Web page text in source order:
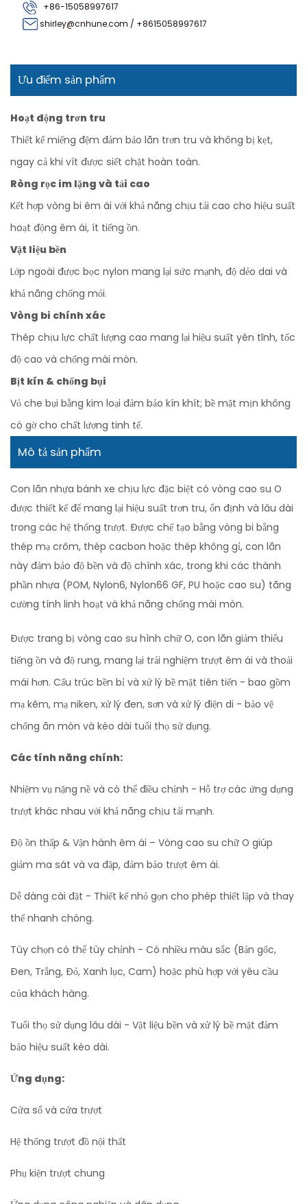
+86-15058997617
shirley@cnhune.com / +8615058997617
Ưu điểm sản phẩm
Hoạt động trơn tru
Thiết kế miếng đệm đảm bảo lăn trơn tru và không bị kẹt,
ngay cả khi vít được siết chặt hoàn toàn.
Ròng rọc im lặng và tải cao
Kết hợp vòng bi êm ái với khả năng chịu tải cao cho hiệu suất
hoạt động êm ái, ít tiếng ồn.
Vật liệu bền
Lớp ngoài được bọc nylon mang lại sức mạnh, độ dẻo dai và
khả năng chống mỏi.
Vòng bi chính xác
Thép chịu lực chất lượng cao mang lại hiệu suất yên tĩnh, tốc
độ cao và chống mài mòn.
Bịt kín & chống bụi
Vỏ che bụi bằng kim loại đảm bảo kín khít; bề mặt mịn không
có gờ cho chất lượng tinh tế.
Mô tả sản phẩm
Con lăn nhựa bánh xe chịu lực đặc biệt có vòng cao su O
được thiết kế để mang lại hiệu suất trơn tru, ổn định và lâu dài
trong các hệ thống trượt. Được chế tạo bằng vòng bi bằng
thép mạ crôm, thép cacbon hoặc thép không gỉ, con lăn
này đảm bảo độ bền và độ chính xác, trong khi các thành
phần nhựa (POM, Nylon6, Nylon66 GF, PU hoặc cao su) tăng
cường tính linh hoạt và khả năng chống mài mòn.
Được trang bị vòng cao su hình chữ O, con lăn giảm thiểu
tiếng ồn và độ rung, mang lại trải nghiệm trượt êm ái và thoải
mái hơn. Cấu trúc bền bỉ và xử lý bề mặt tiên tiến - bao gồm
mạ kẽm, mạ niken, xử lý đen, sơn và xử lý điện di - bảo vệ
chống ăn mòn và kéo dài tuổi thọ sử dụng.
Các tính năng chính:
Nhiệm vụ nặng nề và có thể điều chỉnh - Hỗ trợ các ứng dụng
trượt khác nhau với khả năng chịu tải mạnh.
Độ ồn thấp & Vận hành êm ái – Vòng cao su chữ O giúp
giảm ma sát và va đập, đảm bảo trượt êm ái.
Dễ dàng cài đặt - Thiết kế nhỏ gọn cho phép thiết lập và thay
thế nhanh chóng.
Tùy chọn có thể tùy chỉnh - Có nhiều màu sắc (Bản gốc,
Đen, Trắng, Đỏ, Xanh lục, Cam) hoặc phù hợp với yêu cầu
của khách hàng.
Tuổi thọ sử dụng lâu dài - Vật liệu bền và xử lý bề mặt đảm
bảo hiệu suất kéo dài.
Ứng dụng:
Cửa sổ và cửa trượt
Hệ thống trượt đồ nội thất
Phụ kiện trượt chung